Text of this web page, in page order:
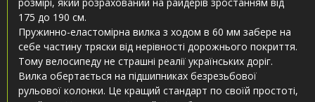
175 до 190 см.
Пружинно-еластомірна вилка з ходом в 60 мм забере на
себе частину тряски від нерівності дорожнього покриття.
Тому велосипеду не страшні реалії українських доріг.
Вилка обертається на підшипниках безрезьбової
рульової колонки. Це кращий стандарт по своїй простоті,